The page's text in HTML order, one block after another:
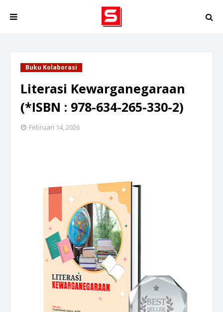
Buku Kolaborasi
Literasi Kewarganegaraan
(*ISBN : 978-634-265-330-2)
Februari 14, 2026